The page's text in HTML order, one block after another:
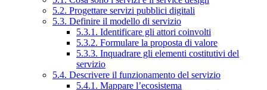
5.2. Progettare servizi pubblici digitali
5.3. Definire il modello di servizio
5.3.1. Identificare gli attori coinvolti
5.3.2. Formulare la proposta di valore
5.3.3. Inquadrare gli elementi costitutivi del
servizio
5.4. Descrivere il funzionamento del servizio
5.4.1. Mappare l’ecosistema